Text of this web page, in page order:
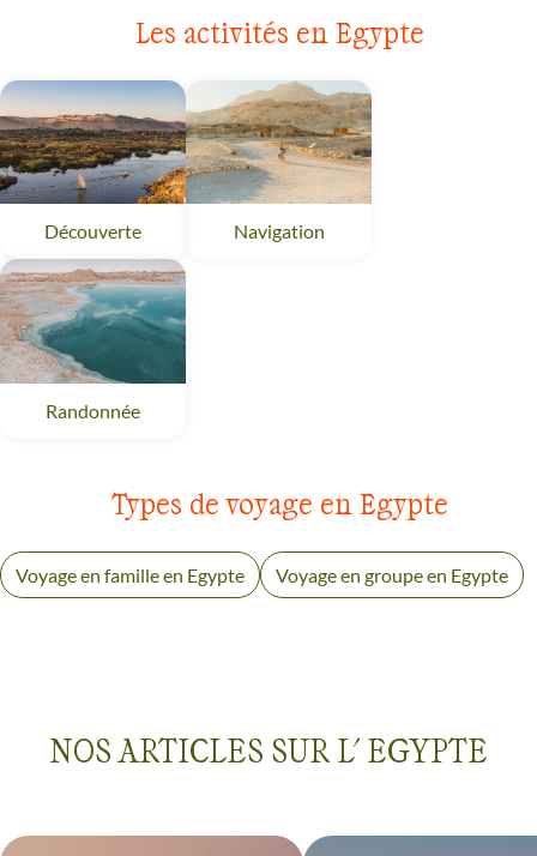
Les activités en Egypte
Découverte Navigation
Randonnée
Types de voyage en Egypte
Voyage en famille en Egypte Voyage en groupe en Egypte
NOS ARTICLES SUR L' EGYPTE